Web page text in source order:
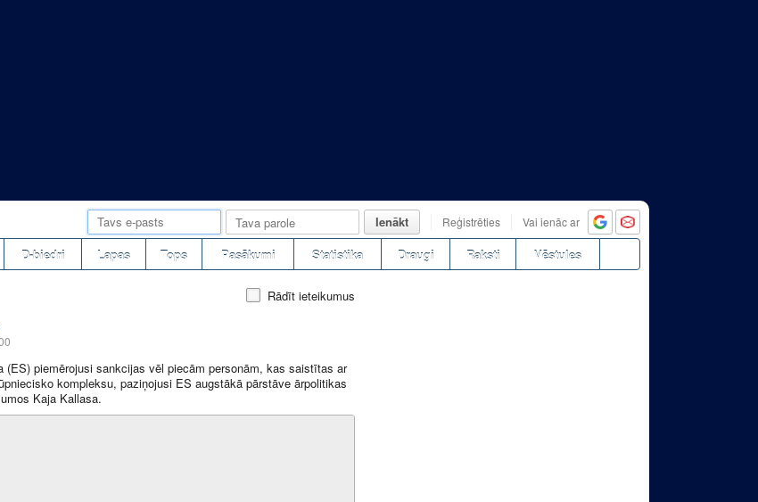
Ienākt Reģistrēties Vai ienāc ar
D-biedri Lapas Tops Pasākumi Statistika Draugi Raksti Vēstules
Rādīt ieteikumus
(ES) piemērojusi sankcijas vēl piecām personām, kas saistītas ar
kompleksu, paziņojusi ES augstākā pārstāve ārpolitikas
Kaja Kallasa.